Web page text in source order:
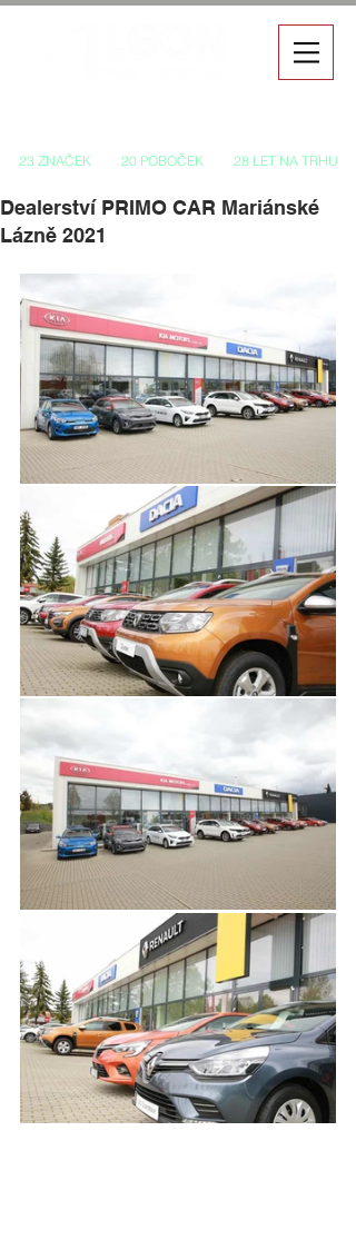
23 ZNAČEK 20 POBOČEK 28 LET NA TRHU
Dealerství PRIMO CAR Mariánské
Lázně 2021